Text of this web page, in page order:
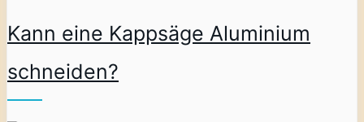
Kann eine Kappsäge Aluminium
schneiden?